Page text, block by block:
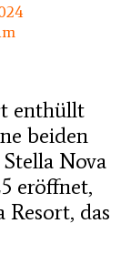
enthüllt
beiden
Nova
eröffnet,
Resort, das